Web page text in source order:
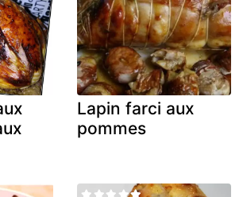
Lapin farci aux
pommes